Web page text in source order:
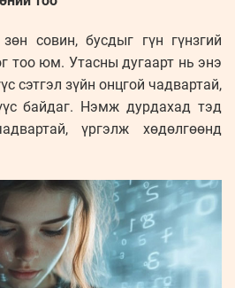
совин, бусдыг гүн гүнзгий
тоо юм. Утасны дугаарт нь энэ
сэтгэл зүйн онцгой чадвартай,
байдаг. Нэмж дурдахад тэд
үргэлж хөдөлгөөнд